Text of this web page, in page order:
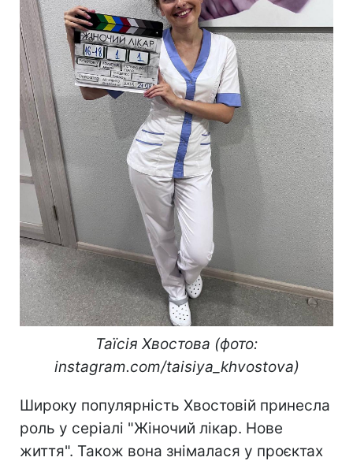
Таїсія Хвостова (фото:
instagram.com/taisiya_khvostova)
Широку популярність Хвостовій принесла
роль у серіалі "Жіночий лікар. Нове
життя". Також вона знімалася у проєктах